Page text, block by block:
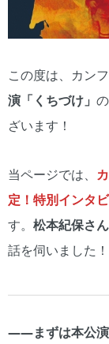
この度は、カン
演「くちづけ」
ざいます！
当ページでは、
定！特別インタ
す。 松本紀保さ
話を伺いました！
――まずは本公演